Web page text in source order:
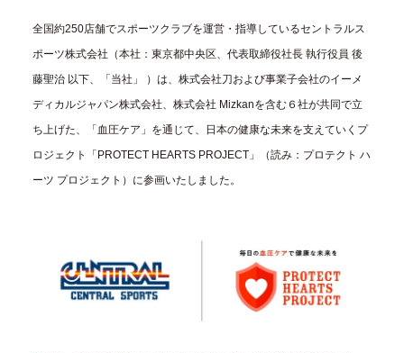
全国約250店舗でスポーツクラブを運営・指導しているセントラルス
ポーツ株式会社（本社：東京都中央区、代表取締役社長 執行役員 後
藤聖治 以下、「当社」 ）は、株式会社刀および事業子会社のイーメ
ディカルジャパン株式会社、株式会社 Mizkanを含む６社が共同で立
ち上げた、「血圧ケア」を通じて、日本の健康な未来を支えていくプ
ロジェクト「PROTECT HEARTS PROJECT」（読み：プロテクト ハ
ーツ プロジェクト）に参画いたしました。